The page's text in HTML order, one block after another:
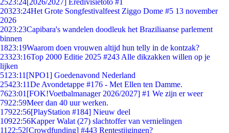
2523:24[2026/2027] Eredivisietoto #1
20323:24Het Grote Songfestivalfeest Ziggo Dome #5 13 november
2026
2023:23Capibara's wandelen doodleuk het Braziliaanse parlement
binnen
1823:19Waarom doen vrouwen altijd hun telly in de kontzak?
23323:16Top 2000 Editie 2025 #243 Alle dikzakken willen op je
lijken
51 23:11 [NPO1] Goedenavond Nederland
25423:11De Avondetappe #176 - Met Ellen ten Damme.
7623:01 [FOK!Voetbalmanager 2026/2027] #1 We zijn er weer
7922:59Meer dan 40 uur werken.
17922:56[PlayStation #184] Nieuw deel
10922:56Kapper Walat (27) slachtoffer van vernielingen
11 22:52[Crowdfunding] #443 Rentestijgingen?